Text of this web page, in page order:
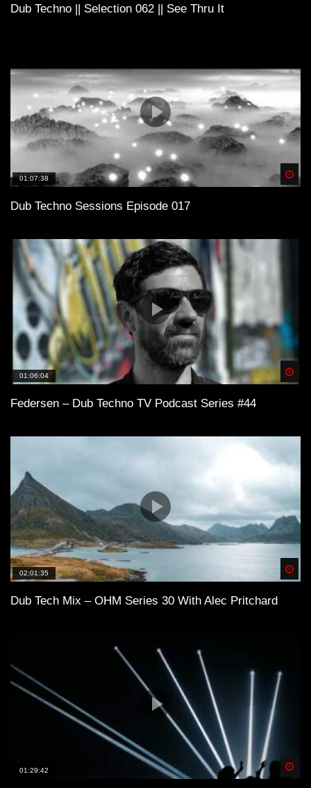
Dub Techno || Selection 062 || See Thru It
01:07:38
Dub Techno Sessions Episode 017
01:06:04
Federsen – Dub Techno TV Podcast Series #44
02:01:35
Dub Tech Mix – OHM Series 30 With Alec Pritchard
01:29:42